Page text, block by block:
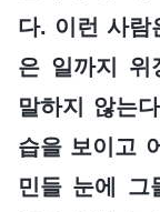
다. 이런 사람
은 일까지 위
말하지 않는
습을 보이고
민들 눈에 그